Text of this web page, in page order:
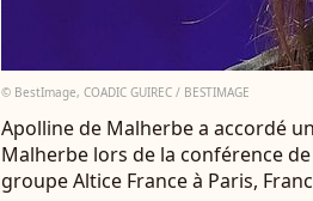
© BestImage, COADIC GUIREC / BESTIMAGE
Apolline de Malherbe a accordé
Malherbe lors de la conférence
groupe Altice France à Paris,